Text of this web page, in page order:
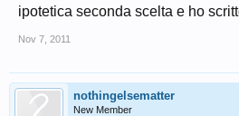
ipotetica seconda scelta e ho
Nov 7, 2011
nothingelsematter
New Member